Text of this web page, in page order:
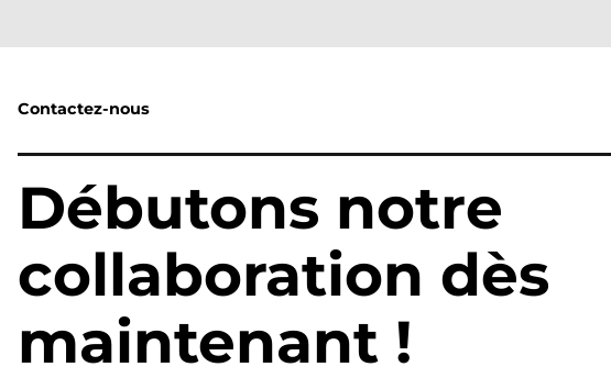
Contactez-nous
Débutons notre
collaboration dès
maintenant !